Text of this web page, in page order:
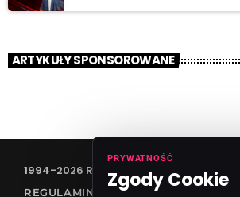
ARTYKUŁY SPONSOROWANE
1994-2026 RADIO VANESSA SPÓŁKA Z O.O
REGULAMIN KONKURSÓW
PRYWATNOŚĆ
Zgody Cookie